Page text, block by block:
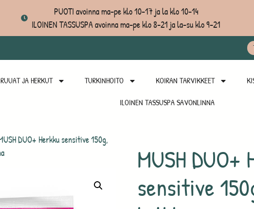
PUOTI avoinna ma-pe klo 10-17 ja la klo 10-14
ILOINEN TASSUSPA avoinna ma-pe klo 8-21 ja la-su klo 9-21
JA HERKUT TURKINHOITO KOIRAN TARVIKKEET
ILOINEN TASSUSPA SAVONLINNA
DUO+ Herkku sensitive 150g,
MUSH DUO+
sensitive